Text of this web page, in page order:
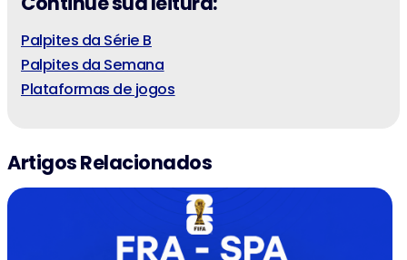
Palpites da Série B
Palpites da Semana
Plataformas de jogos
Artigos Relacionados